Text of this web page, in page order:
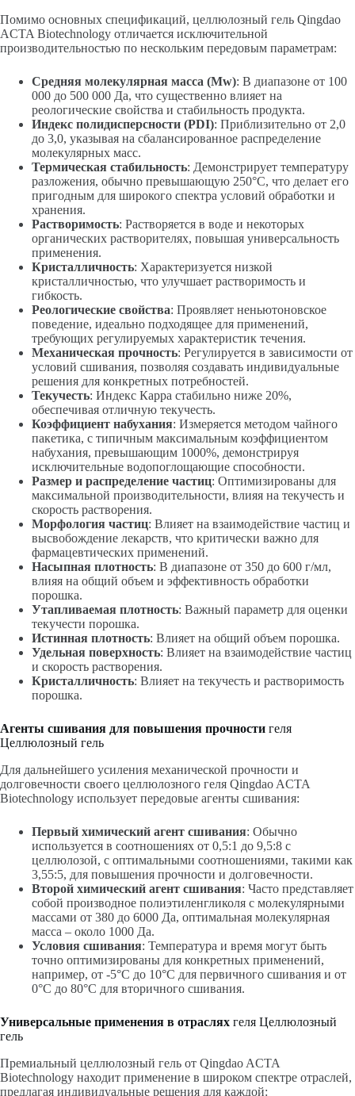
Помимо основных спецификаций, целлюлозный гель Qingdao
ACTA Biotechnology отличается исключительной
производительностью по нескольким передовым параметрам:
Средняя молекулярная масса (Mw): В диапазоне от 100
000 до 500 000 Да, что существенно влияет на
реологические свойства и стабильность продукта.
Индекс полидисперсности (PDI): Приблизительно от 2,0
до 3,0, указывая на сбалансированное распределение
молекулярных масс.
Термическая стабильность: Демонстрирует температуру
разложения, обычно превышающую 250°C, что делает его
пригодным для широкого спектра условий обработки и
хранения.
Растворимость: Растворяется в воде и некоторых
органических растворителях, повышая универсальность
применения.
Кристалличность: Характеризуется низкой
кристалличностью, что улучшает растворимость и
гибкость.
Реологические свойства: Проявляет неньютоновское
поведение, идеально подходящее для применений,
требующих регулируемых характеристик течения.
Механическая прочность: Регулируется в зависимости от
условий сшивания, позволяя создавать индивидуальные
решения для конкретных потребностей.
Текучесть: Индекс Карра стабильно ниже 20%,
обеспечивая отличную текучесть.
Коэффициент набухания: Измеряется методом чайного
пакетика, с типичным максимальным коэффициентом
набухания, превышающим 1000%, демонстрируя
исключительные водопоглощающие способности.
Размер и распределение частиц: Оптимизированы для
максимальной производительности, влияя на текучесть и
скорость растворения.
Морфология частиц: Влияет на взаимодействие частиц и
высвобождение лекарств, что критически важно для
фармацевтических применений.
Насыпная плотность: В диапазоне от 350 до 600 г/мл,
влияя на общий объем и эффективность обработки
порошка.
Утапливаемая плотность: Важный параметр для оценки
текучести порошка.
Истинная плотность: Влияет на общий объем порошка.
Удельная поверхность: Влияет на взаимодействие частиц
и скорость растворения.
Кристалличность: Влияет на текучесть и растворимость
порошка.
Агенты сшивания для повышения прочности геля
Целлюлозный гель
Для дальнейшего усиления механической прочности и
долговечности своего целлюлозного геля Qingdao ACTA
Biotechnology использует передовые агенты сшивания:
Первый химический агент сшивания: Обычно
используется в соотношениях от 0,5:1 до 9,5:8 с
целлюлозой, с оптимальными соотношениями, такими как
3,55:5, для повышения прочности и долговечности.
Второй химический агент сшивания: Часто представляет
собой производное полиэтиленгликоля с молекулярными
массами от 380 до 6000 Да, оптимальная молекулярная
масса – около 1000 Да.
Условия сшивания: Температура и время могут быть
точно оптимизированы для конкретных применений,
например, от -5°C до 10°C для первичного сшивания и от
0°C до 80°C для вторичного сшивания.
Универсальные применения в отраслях геля Целлюлозный
гель
Премиальный целлюлозный гель от Qingdao ACTA
Biotechnology находит применение в широком спектре отраслей,
предлагая индивидуальные решения для каждой: